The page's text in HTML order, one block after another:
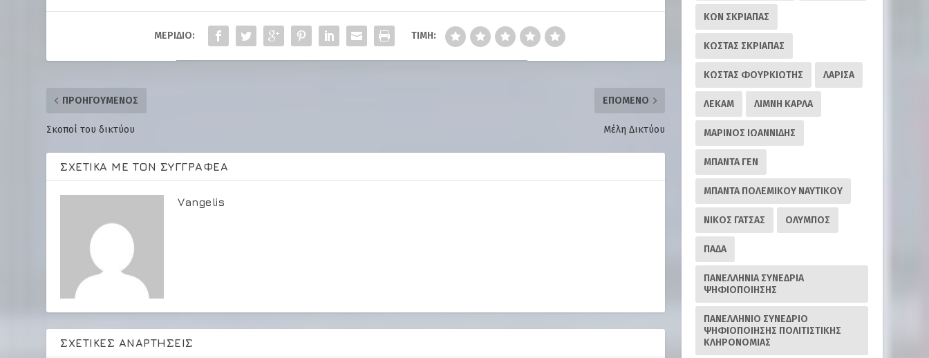
ΜΕΡΊΔΙΟ: ΤΙΜΉ:
ΠΡΟΗΓΟΎΜΕΝΟΣ
Σκοποί του δικτύου
ΕΠΌΜΕΝΟ
Μέλη Δικτύου
ΣΧΕΤΙΚΆ ΜΕ ΤΟΝ ΣΥΓΓΡΑΦΈΑ
Vangelis
ΣΧΕΤΙΚΈΣ ΑΝΑΡΤΉΣΕΙΣ
ΚΩΝ ΣΚΡΙΑΠΑΣ
ΚΩΣΤΑΣ ΣΚΡΙΑΠΑΣ
ΚΩΣΤΑΣ ΦΟΥΡΚΙΩΤΗΣ ΛΑΡΙΣΑ
ΛΕΚΑΜ ΛΙΜΝΗ ΚΑΡΛΑ
ΜΑΡΙΝΟΣ ΙΩΑΝΝΙΔΗΣ
ΜΠΑΝΤΑ ΓΕΝ
ΜΠΑΝΤΑ ΠΟΛΕΜΙΚΟΥ ΝΑΥΤΙΚΟΥ
ΝΙΚΟΣ ΓΑΤΣΑΣ ΟΛΥΜΠΟΣ
ΠΑΔΑ
ΠΑΝΕΛΛΗΝΙΑ ΣΥΝΕΔΡΙΑ
ΨΗΦΙΟΠΟΙΗΣΗΣ
ΠΑΝΕΛΛΗΝΙΟ ΣΥΝΕΔΡΙΟ
ΨΗΦΙΟΠΟΙΗΣΗΣ ΠΟΛΙΤΙΣΤΙΚΗΣ
ΚΛΗΡΟΝΟΜΙΑΣ